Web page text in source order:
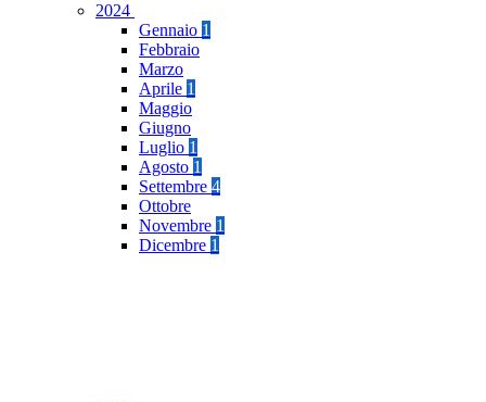
2024
Gennaio 1
Febbraio
Marzo
Aprile 1
Maggio
Giugno
Luglio 1
Agosto 1
Settembre 4
Ottobre
Novembre 1
Dicembre 1